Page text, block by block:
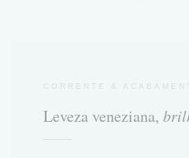
CORRENTE &
Leveza veneziana,